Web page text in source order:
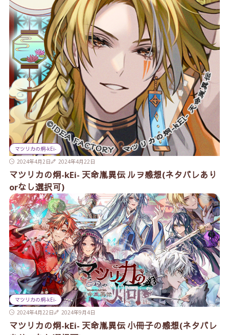
マツリカの炯-kEi-
2024年4月2日
2024年4月22日
マツリカの炯-kEi- 天命胤異伝 ルヲ感想(ネタバレあり
orなし選択可)
マツリカの炯-kEi-
2024年4月22日
2024年9月4日
マツリカの炯-kEi- 天命胤異伝 小冊子の感想(ネタバレ